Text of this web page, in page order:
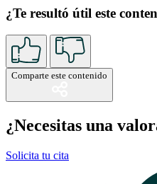
¿Te resultó útil este
Comparte este contenido
¿Necesitas una
Solicita tu cita